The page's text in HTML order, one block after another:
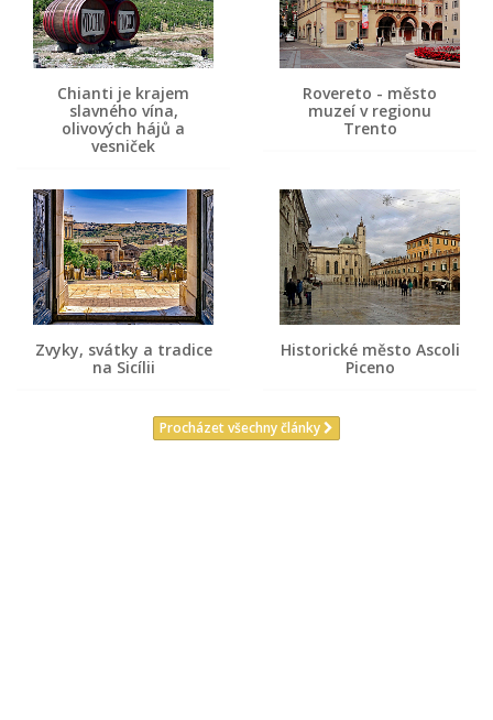
Chianti je krajem
slavného vína,
olivových hájů a
vesniček
Rovereto - město
muzeí v regionu
Trento
Zvyky, svátky a tradice
na Sicílii
Historické město Ascoli
Piceno
Procházet všechny články